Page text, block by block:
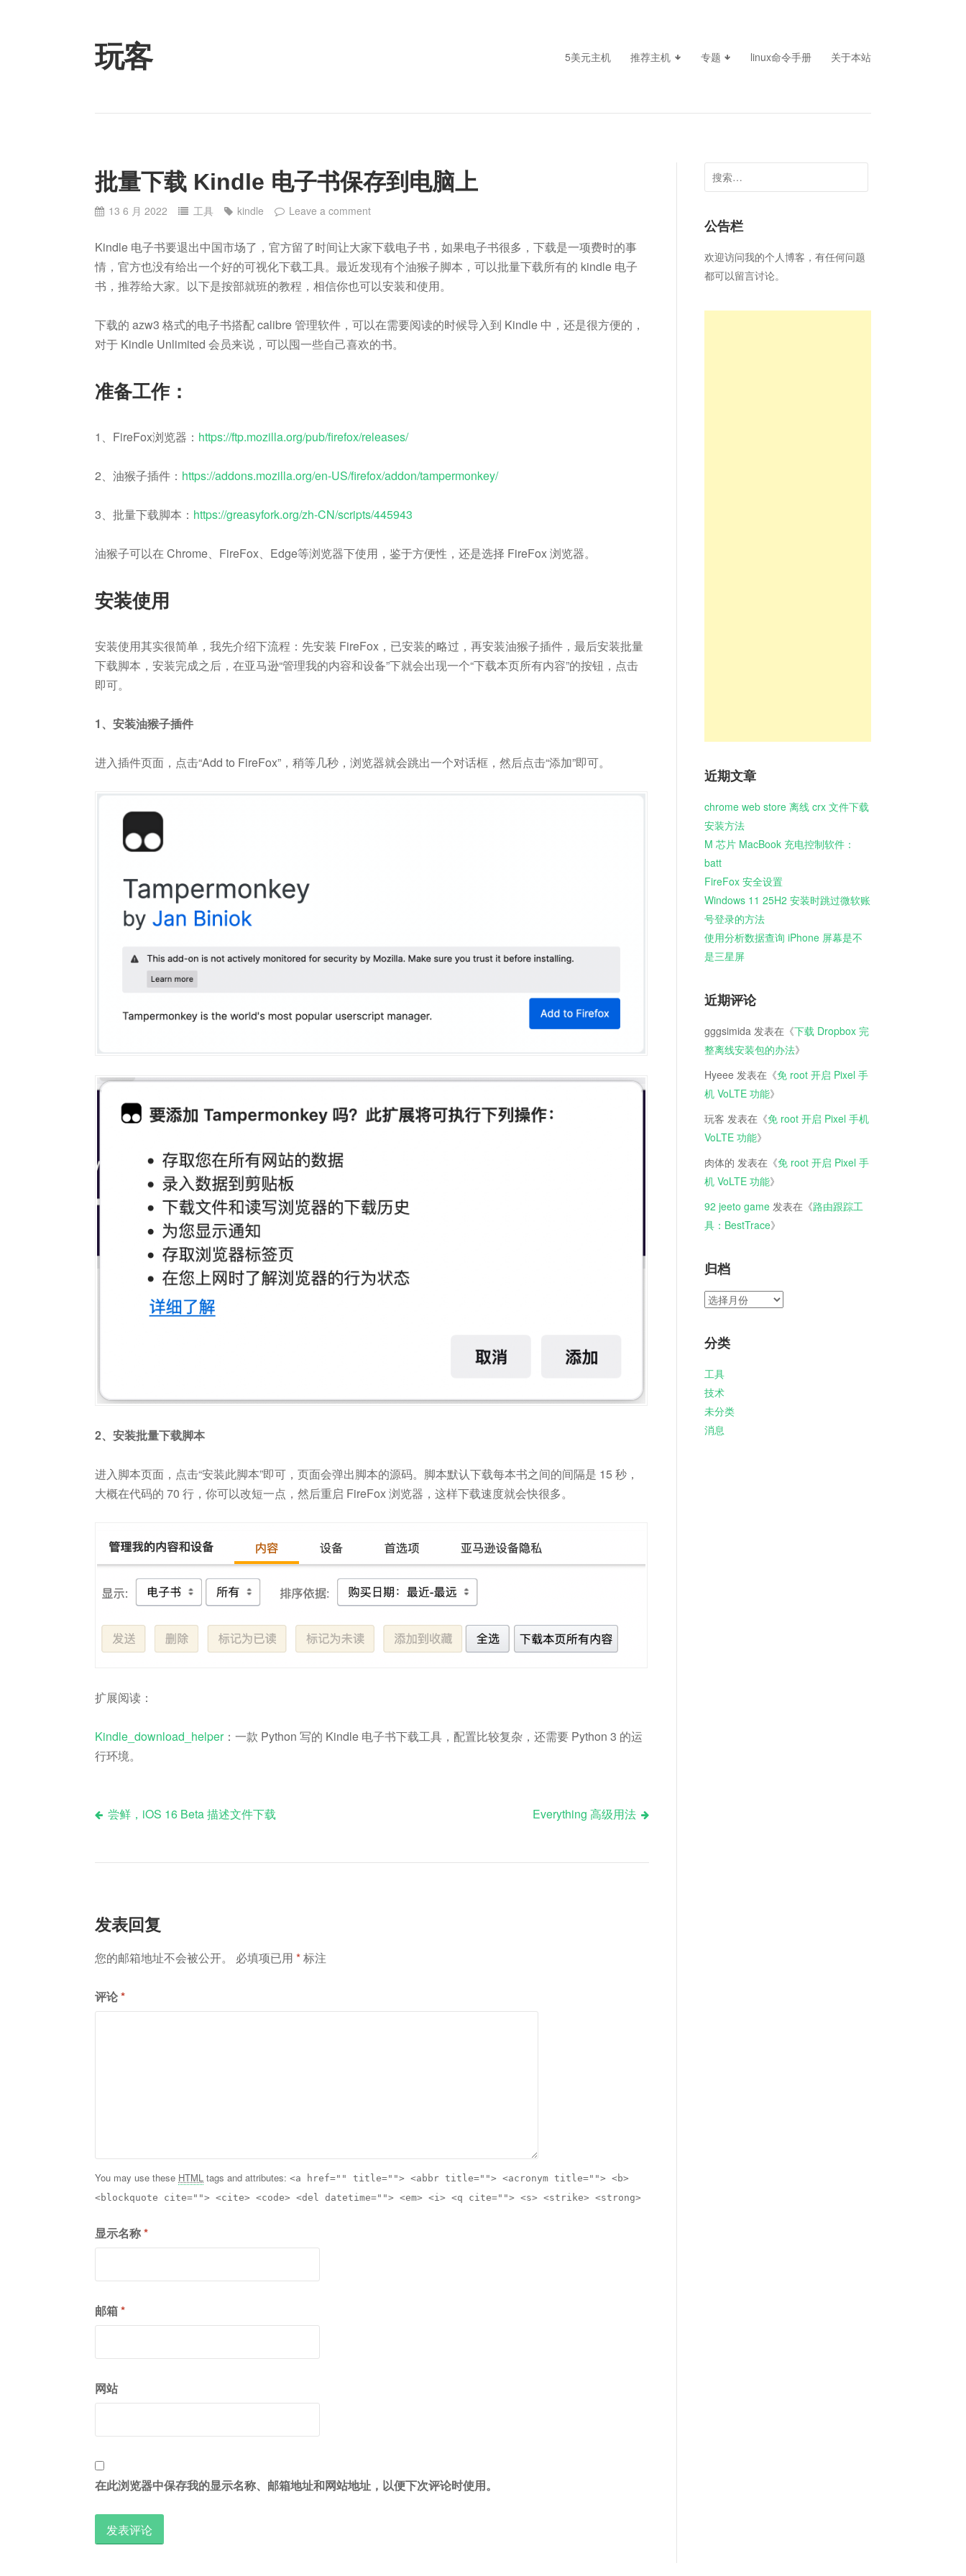
content
玩客 5美元主机 推荐主机 专题 linux命令手册 关于本站
批量下载 Kindle 电子书保存到电脑上
13 6 月 2022 工具 kindle Leave a comment
Kindle 电子书要退出中国市场了，官方留了时间让大家下载电子书，如果电子书很多，下载是一项费时的事
情，官方也没有给出一个好的可视化下载工具。最近发现有个油猴子脚本，可以批量下载所有的 kindle 电子
书，推荐给大家。以下是按部就班的教程，相信你也可以安装和使用。
下载的 azw3 格式的电子书搭配 calibre 管理软件，可以在需要阅读的时候导入到 Kindle 中，还是很方便的，
对于 Kindle Unlimited 会员来说，可以囤一些自己喜欢的书。
准备工作：
1、FireFox浏览器： https://ftp.mozilla.org/pub/firefox/releases/
2、油猴子插件： https://addons.mozilla.org/en-US/firefox/addon/tampermonkey/
3、批量下载脚本： https://greasyfork.org/zh-CN/scripts/445943
油猴子可以在 Chrome、FireFox、Edge等浏览器下使用，鉴于方便性，还是选择 FireFox 浏览器。
安装使用
安装使用其实很简单，我先介绍下流程：先安装 FireFox，已安装的略过，再安装油猴子插件，最后安装批量
下载脚本，安装完成之后，在亚马逊“管理我的内容和设备”下就会出现一个“下载本页所有内容”的按钮，点击
即可。
1、安装油猴子插件
进入插件页面，点击“Add to FireFox”，稍等几秒，浏览器就会跳出一个对话框，然后点击“添加”即可。
2、安装批量下载脚本
进入脚本页面，点击“安装此脚本”即可，页面会弹出脚本的源码。脚本默认下载每本书之间的间隔是 15 秒，
大概在代码的 70 行，你可以改短一点，然后重启 FireFox 浏览器，这样下载速度就会快很多。
扩展阅读：
Kindle_download_helper：一款 Python 写的 Kindle 电子书下载工具，配置比较复杂，还需要 Python 3 的运
行环境。
文
章
航
尝鲜，iOS 16 Beta 描述文件下载 Everything 高级用法
发表回复
您的邮箱地址不会被公开。 必填项已用 *标注
评论*
You may use these HTML tags and attributes: <a href="" title=""> <abbr title=""> <acronym title=""> <b>
<blockquote cite=""> <cite> <code> <del datetime=""> <em> <i> <q cite=""> <s> <strike> <strong>
显示名称*
邮箱*
网站
在此浏览器中保存我的显示名称、邮箱地址和网站地址，以便下次评论时使用。
索：
公告栏
欢迎访问我的个人博客，有任何问题
都可以留言讨论。
近期文章
chrome web store 离线 crx 文件下载
安装方法
M 芯片 MacBook 充电控制软件：
batt
FireFox 安全设置
Windows 11 25H2 安装时跳过微软账
号登录的方法
使用分析数据查询 iPhone 屏幕是不
是三星屏
近期评论
gggsimida发表在《下载 Dropbox 完
整离线安装包的办法》
Hyeee 发表在《免 root 开启 Pixel 手
机 VoLTE 功能》
玩客 发表在《免 root 开启 Pixel 手机
VoLTE 功能》
肉体的 发表在《免 root 开启 Pixel 手
机 VoLTE 功能》
92 jeeto game发表在《路由跟踪工
具：BestTrace》
归档
归
分类
工具
技术
未分类
消息